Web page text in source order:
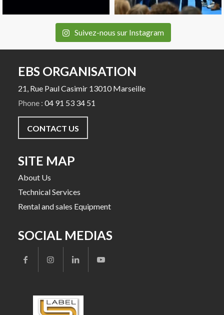
Suivez-nous sur Instagram
EBS ORGANISATION
21, Rue Paul Casimir 13010 Marseille
Phone : 04 91 53 34 51
CONTACT US
SITE MAP
About Us
Technical Services
Rental and sales Equipment
SOCIAL MEDIAS